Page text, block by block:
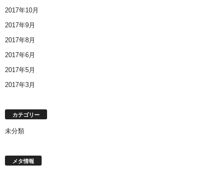
2017年10月
2017年9月
2017年8月
2017年6月
2017年5月
2017年3月
カテゴリー
未分類
メタ情報